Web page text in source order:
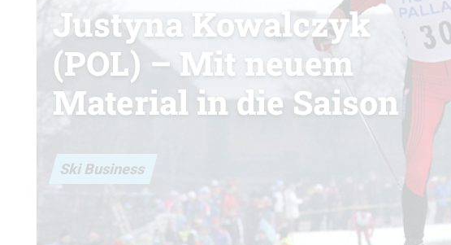
Ski Business
Justyna Kowalczyk
(POL) – Mit neuem
Material in die Saison